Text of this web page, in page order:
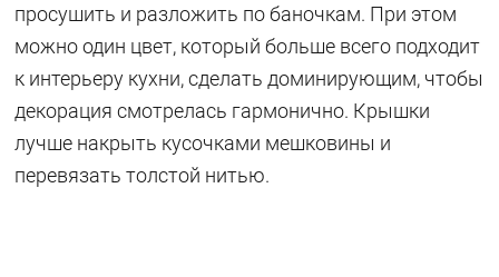
просушить и разложить по баночкам. При этом
можно один цвет, который больше всего подходит
к интерьеру кухни, сделать доминирующим, чтобы
декорация смотрелась гармонично. Крышки
лучше накрыть кусочками мешковины и
перевязать толстой нитью.